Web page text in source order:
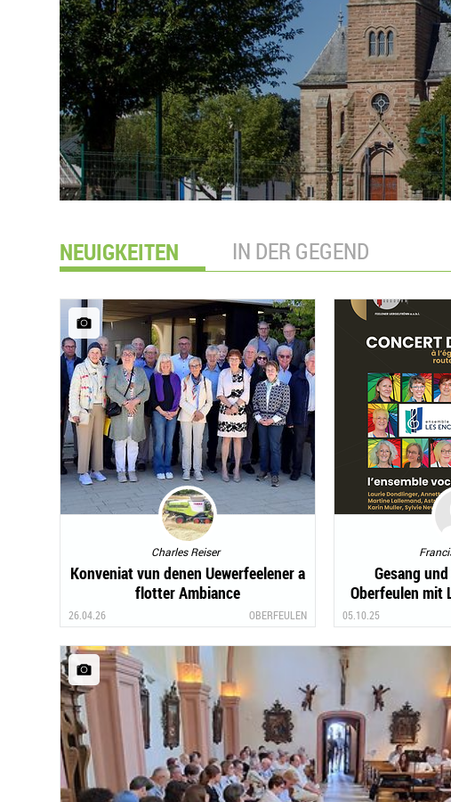
NEUIGKEITEN IN DER GEGEND
Charles Reiser
Konveniat vun denen Uewerfeelener a
flotter Ambiance
26.04.26 OBERFEULEN
Gesang
Oberfeulen mit
05.10.25